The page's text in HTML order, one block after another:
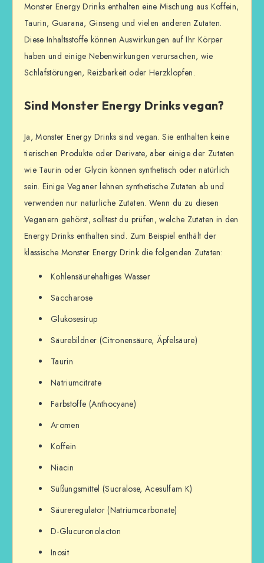
Monster Energy Drinks enthalten eine Mischung aus Koffein,
Taurin, Guarana, Ginseng und vielen anderen Zutaten.
Diese Inhaltsstoffe können Auswirkungen auf Ihr Körper
haben und einige Nebenwirkungen verursachen, wie
Schlafstörungen, Reizbarkeit oder Herzklopfen.
Sind Monster Energy Drinks vegan?
Ja, Monster Energy Drinks sind vegan. Sie enthalten keine
tierischen Produkte oder Derivate, aber einige der Zutaten
wie Taurin oder Glycin können synthetisch oder natürlich
sein. Einige Veganer lehnen synthetische Zutaten ab und
verwenden nur natürliche Zutaten. Wenn du zu diesen
Veganern gehörst, solltest du prüfen, welche Zutaten in den
Energy Drinks enthalten sind. Zum Beispiel enthält der
klassische Monster Energy Drink die folgenden Zutaten:
Kohlensäurehaltiges Wasser
Saccharose
Glukosesirup
Säurebildner (Citronensäure, Äpfelsäure)
Taurin
Natriumcitrate
Farbstoffe (Anthocyane)
Aromen
Koffein
Niacin
Süßungsmittel (Sucralose, Acesulfam K)
Säureregulator (Natriumcarbonate)
D-Glucuronolacton
Inosit